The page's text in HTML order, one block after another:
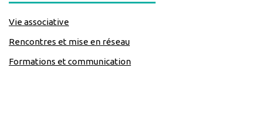
Vie associative
Rencontres et mise en réseau
Formations et communication